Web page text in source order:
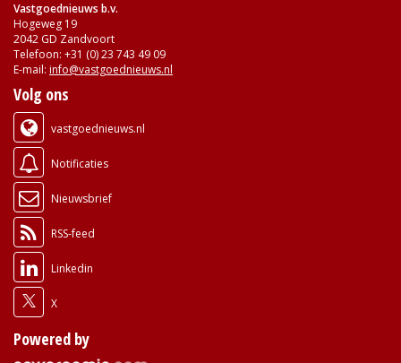
Vastgoednieuws b.v.
Hogeweg 19
2042 GD Zandvoort
Telefoon: +31 (0) 23 743 49 09
E-mail: info@vastgoednieuws.nl
Volg ons
vastgoednieuws.nl
Notificaties
Nieuwsbrief
RSS-feed
Linkedin
X
Powered by